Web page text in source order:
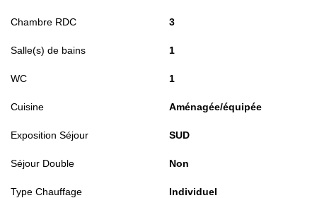
Chambre RDC 3
Salle(s) de bains 1
WC 1
Cuisine Aménagée/équipée
Exposition Séjour SUD
Séjour Double Non
Type Chauffage Individuel